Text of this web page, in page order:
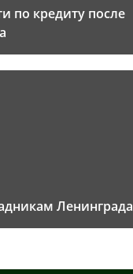
по кредиту после
Ленинграда